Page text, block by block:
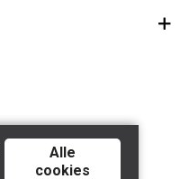
Alle
cookies